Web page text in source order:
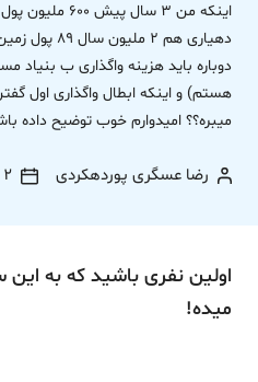
اینکه من 3 سال
دهیاری هم 2
دوباره باید هزینه واگذاری ب
هستم) و اینکه ابطال واگذاری اول
میبره؟؟ امیدوارم خوب توضیح داده
رضا عسگری پوردهکردی 2 سال پیش
اولین نفری باشید که به
میده!